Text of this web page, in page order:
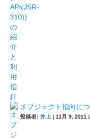
オブジェクト指向に
投稿者: 井上 | 11月 9, 2011